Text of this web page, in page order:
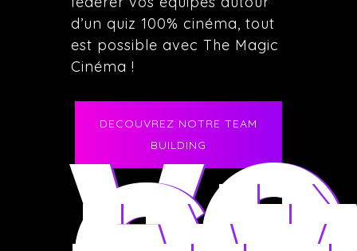
d’un quiz 100% cinéma, tout
est possible avec The Magic
Cinéma !
DECOUVREZ NOTRE TEAM
BUILDING